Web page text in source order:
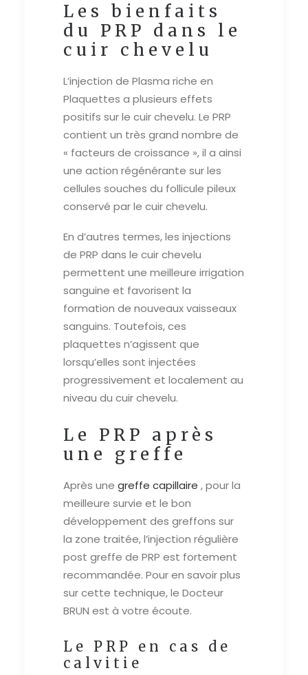
Les bienfaits
du PRP dans le
cuir chevelu
L’injection de Plasma riche en
Plaquettes a plusieurs effets
positifs sur le cuir chevelu. Le PRP
contient un très grand nombre de
« facteurs de croissance », il a ainsi
une action régénérante sur les
cellules souches du follicule pileux
conservé par le cuir chevelu.
En d’autres termes, les injections
de PRP dans le cuir chevelu
permettent une meilleure irrigation
sanguine et favorisent la
formation de nouveaux vaisseaux
sanguins. Toutefois, ces
plaquettes n’agissent que
lorsqu’elles sont injectées
progressivement et localement au
niveau du cuir chevelu.
Le PRP après
une greffe
Après une greffe capillaire , pour la
meilleure survie et le bon
développement des greffons sur
la zone traitée, l’injection régulière
post greffe de PRP est fortement
recommandée. Pour en savoir plus
sur cette technique, le Docteur
BRUN est à votre écoute.
Le PRP en cas de
calvitie